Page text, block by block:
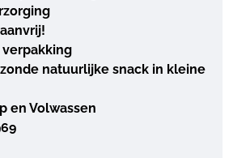
natuurlijke snack in kleine
en Volwassen